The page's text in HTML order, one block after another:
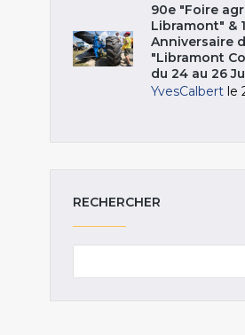
90e "Foire
Libramont" &
Anniversaire
"Libramont
du 24 au 26
YvesCalbert le
RECHERCHER